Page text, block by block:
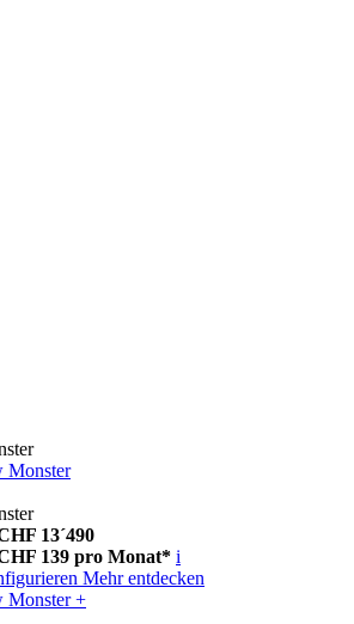
Monster
13´490
139 pro Monat* i
Mehr entdecken
Monster +